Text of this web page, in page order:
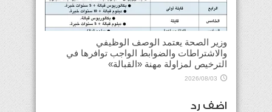
وزير الصحة يعتمد الوصف الوظيفي
والاشتراطات والضوابط الواجب توافرها في
الترخيص لمزاولة مهنة «القبالة»
2026/08/03
اضف رد